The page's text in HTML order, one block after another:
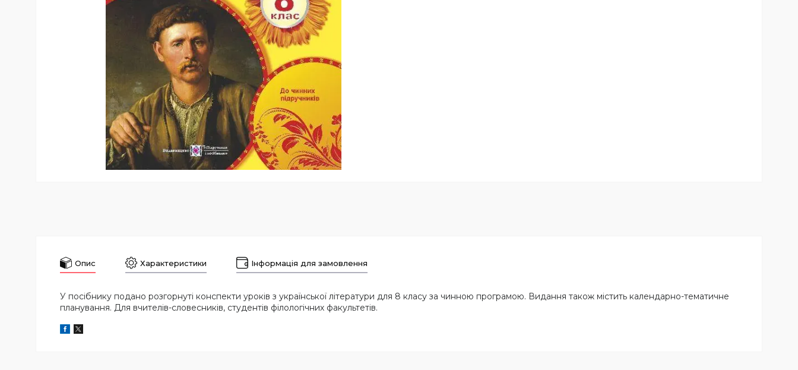
Опис Характеристики Інформація для замовлення
У посібнику подано розгорнуті конспекти уроків з української літератури для 8 класу за чинною програмою. Видання також містить календарно-тематичне
планування. Для вчителів-словесників, студентів філологічних факультетів.